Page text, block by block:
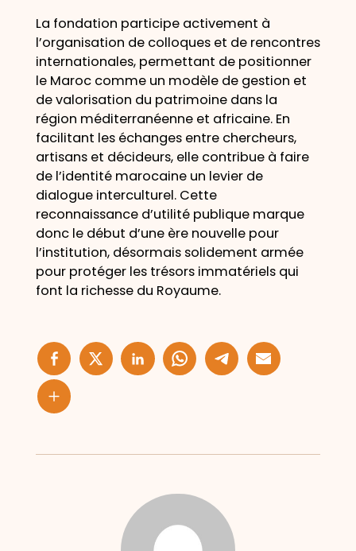
La fondation participe activement à
l’organisation de colloques et de rencontres
internationales, permettant de positionner
le Maroc comme un modèle de gestion et
de valorisation du patrimoine dans la
région méditerranéenne et africaine. En
facilitant les échanges entre chercheurs,
artisans et décideurs, elle contribue à faire
de l’identité marocaine un levier de
dialogue interculturel. Cette
reconnaissance d’utilité publique marque
donc le début d’une ère nouvelle pour
l’institution, désormais solidement armée
pour protéger les trésors immatériels qui
font la richesse du Royaume.